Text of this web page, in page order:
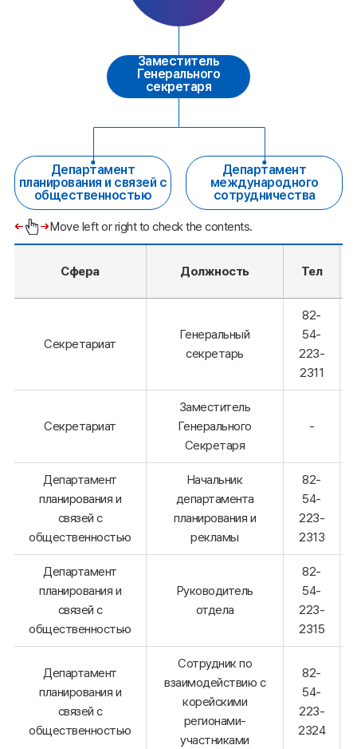
Заместитель
Генерального
секретаря
Департамент
планирования и связей с
общественностью
Департамент
международного
сотрудничества
Move left or right to check the contents.
Сфера Должность Тел
Секретариат
Генеральный
секретарь
82-
54-
223-
2311
Секретариат
Заместитель
Генерального
Секретаря
-
Департамент
планирования и
связей с
общественностью
Начальник
департамента
планирования и
рекламы
82-
54-
223-
2313
Департамент
планирования и
связей с
общественностью
Руководитель
отдела
82-
54-
223-
2315
Департамент
планирования и
связей с
общественностью
Сотрудник по
взаимодействию с
корейскими
регионами-
участниками
82-
54-
223-
2324